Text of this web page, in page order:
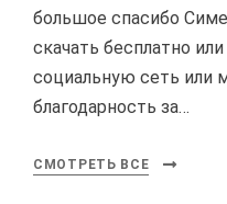
большое спасибо
скачать бесплатно
социальную сеть или
благодарность за…
СМОТРЕТЬ ВСЕ